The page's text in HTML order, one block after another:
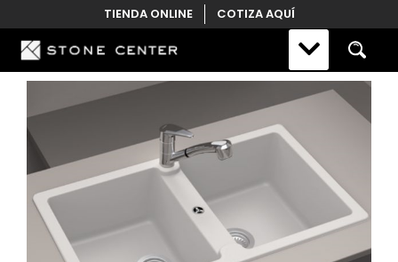
to
content
TIENDA ONLINE COTIZA AQUÍ